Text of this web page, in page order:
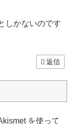
しかないのです
返信
を使って